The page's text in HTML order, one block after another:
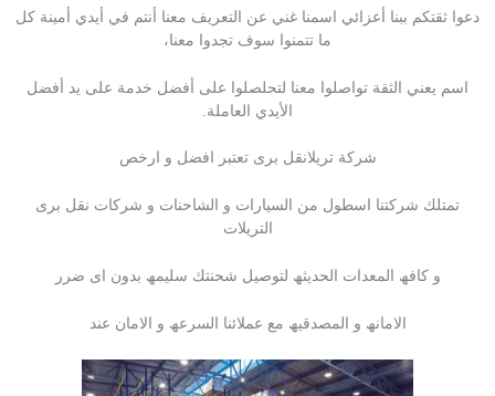
دعوا ثقتكم ببنا أعزائي اسمنا غني عن التعريف معنا أنتم في أيدي أمينة كل
ما تتمنوا سوف تجدوا معنا،
اسم يعني الثقة تواصلوا معنا لتحلصلوا على أفضل خدمة على يد أفضل
الأيدي العاملة.
شركة تريلانقل برى تعتبر افضل و ارخص
تمتلك شركتنا اسطول من السیارات و الشاحنات و شركات نقل برى
التریلات
و كافھ المعدات الحدیثھ لتوصیل شحنتك سلیمھ بدون اى ضرر
الامانھ و المصدقیھ مع عملائنا السرعھ و الامان عند